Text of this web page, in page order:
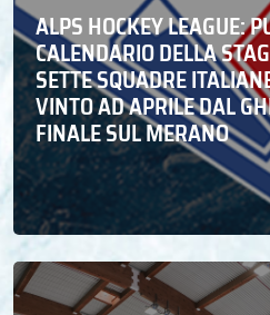
ALPS HOCKEY LEAGUE:
CALENDARIO DELLA
SETTE SQUADRE
VINTO AD APRILE DAL
FINALE SUL MERANO